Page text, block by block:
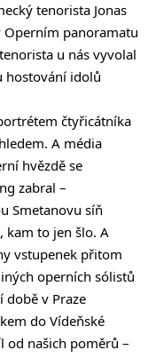
tenorista Jonas
Operním panoramatu
u nás vyvolal
hostování idolů
čtyřicátníka
A média
hvězdě se
zabral –
Smetanovu síň
kam to jen šlo. A
vstupenek přitom
operních sólistů
době v Praze
do Vídeňské
od našich poměrů –